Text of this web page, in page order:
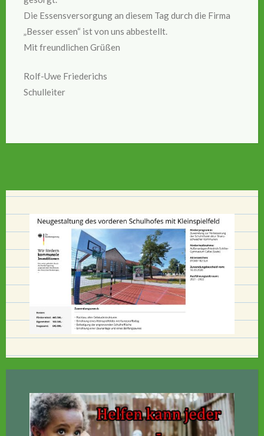
Die Essensversorgung an diesem Tag durch die Firma
„Besser essen“ ist von uns abbestellt.
Mit freundlichen Grüßen
Rolf-Uwe Friederichs
Schulleiter